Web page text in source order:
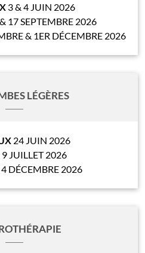
3 & 4 JUIN 2026
17 SEPTEMBRE 2026
& 1ER DÉCEMBRE 2026
LÉGÈRES
24 JUIN 2026
9 JUILLET 2026
4 DÉCEMBRE 2026